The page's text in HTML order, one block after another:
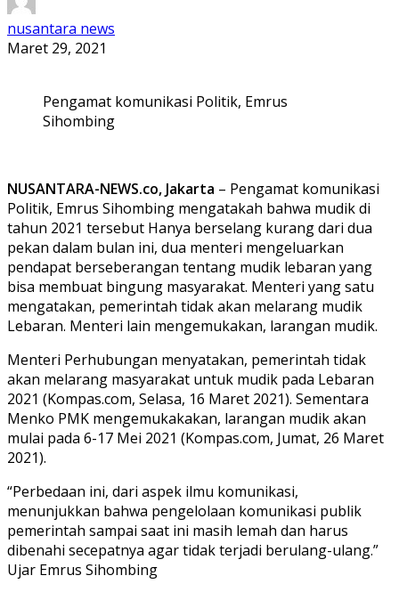
nusantara news
Maret 29, 2021
Pengamat komunikasi Politik, Emrus
Sihombing
NUSANTARA-NEWS.co, Jakarta – Pengamat komunikasi
Politik, Emrus Sihombing mengatakah bahwa mudik di
tahun 2021 tersebut Hanya berselang kurang dari dua
pekan dalam bulan ini, dua menteri mengeluarkan
pendapat berseberangan tentang mudik lebaran yang
bisa membuat bingung masyarakat. Menteri yang satu
mengatakan, pemerintah tidak akan melarang mudik
Lebaran. Menteri lain mengemukakan, larangan mudik.
Menteri Perhubungan menyatakan, pemerintah tidak
akan melarang masyarakat untuk mudik pada Lebaran
2021 (Kompas.com, Selasa, 16 Maret 2021). Sementara
Menko PMK mengemukakakan, larangan mudik akan
mulai pada 6-17 Mei 2021 (Kompas.com, Jumat, 26 Maret
2021).
“Perbedaan ini, dari aspek ilmu komunikasi,
menunjukkan bahwa pengelolaan komunikasi publik
pemerintah sampai saat ini masih lemah dan harus
dibenahi secepatnya agar tidak terjadi berulang-ulang.”
Ujar Emrus Sihombing